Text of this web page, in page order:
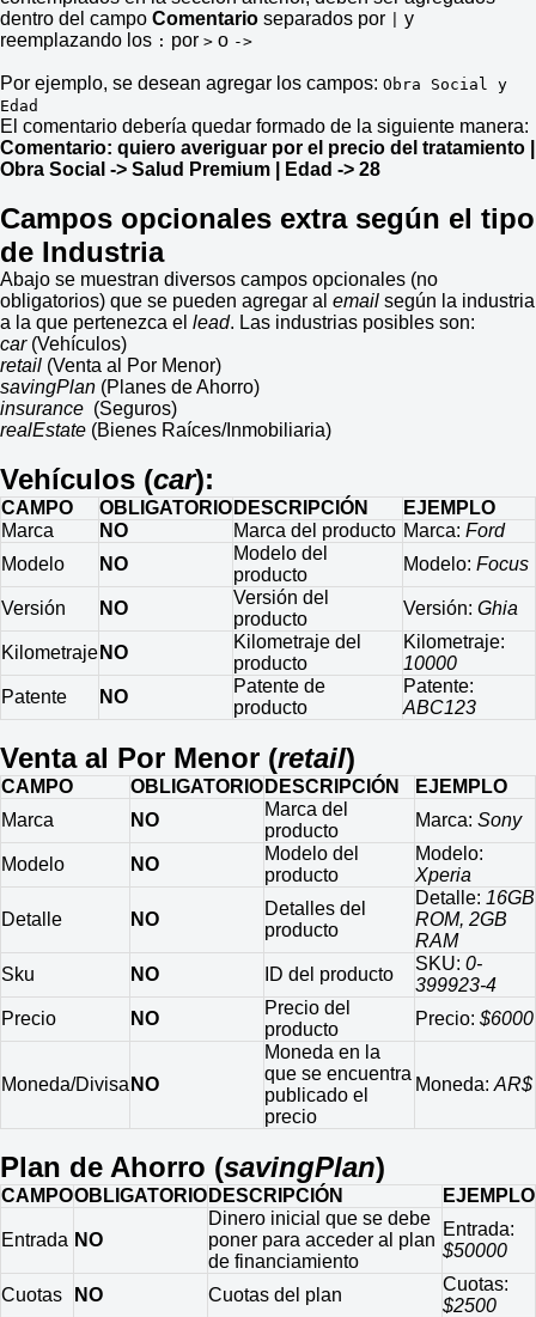
dentro del campo Comentario separados por
y
reemplazando los : por > o ->
Por ejemplo, se desean agregar los campos: Obra Social y
Edad
El comentario debería quedar formado de la siguiente manera:
Comentario: quiero averiguar por el precio del tratamiento |
Obra Social -> Salud Premium | Edad -> 28
Campos opcionales extra según el tipo
de Industria
Abajo se muestran diversos campos opcionales (no
obligatorios) que se pueden agregar al email según la industria
a la que pertenezca el lead. Las industrias posibles son:
car (Vehículos)
retail (Venta al Por Menor)
savingPlan (Planes de Ahorro)
insurance (Seguros)
realEstate (Bienes Raíces/Inmobiliaria)
Vehículos (car):
CAMPO OBLIGATORIO DESCRIPCIÓN
EJEMPLO
Marca
NO Marca del producto Marca: Ford
Modelo
NO
Modelo del
producto
Modelo: Focus
Versión NO
Versión del
producto
Versión: Ghia
Kilometraje NO
Kilometraje del
producto
Kilometraje:
10000
Patente
NO
Patente de
producto
Patente:
ABC123
Venta al Por Menor (retail)
CAMPO OBLIGATORIO DESCRIPCIÓN
EJEMPLO
Marca
NO
Marca del
producto
Marca: Sony
Modelo NO
Modelo del
producto
Modelo:
Xperia
Detalle NO
Detalles del
producto
Detalle: 16GB
ROM, 2GB
RAM
Sku
NO ID del producto
SKU: 0-
399923-4
Precio
NO
Precio del
producto
Precio: $6000
Moneda/Divisa NO
Moneda en la
que se encuentra
publicado el
precio
Moneda: AR$
Plan de Ahorro (savingPlan)
CAMPOOBLIGATORIO DESCRIPCIÓN EJEMPLO
Entrada NO
Dinero inicial que se debe
poner para acceder al plan
de financiamiento
Entrada:
$50000
Cuotas NO Cuotas del plan
Cuotas:
$2500